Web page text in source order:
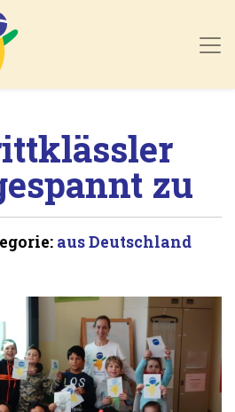
zu
aus Deutschland